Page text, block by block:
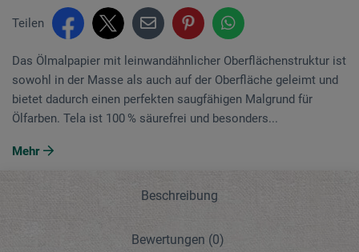
Teilen
Das Ölmalpapier mit leinwandähnlicher Oberflächenstruktur ist
sowohl in der Masse als auch auf der Oberfläche geleimt und
bietet dadurch einen perfekten saugfähigen Malgrund für
Ölfarben. Tela ist 100 % säurefrei und besonders...
Mehr
Beschreibung
Bewertungen (0)